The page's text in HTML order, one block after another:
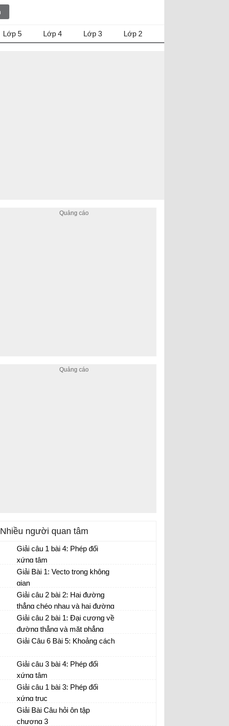
Lớp 5 Lớp 4 Lớp 3 Lớp 2
Nhiều người quan tâm
Giải câu 1 bài 4: Phép đối
xứng tâm
Giải Bài 1: Vecto trong không
gian
Giải câu 2 bài 2: Hai đường
thẳng chéo nhau và hai đường
thẳng song song
Giải câu 2 bài 1: Đại cương về
đường thẳng và mặt phẳng
Giải Câu 6 Bài 5: Khoảng cách
Giải câu 3 bài 4: Phép đối
xứng tâm
Giải câu 1 bài 3: Phép đối
xứng trục
Giải Bài Câu hỏi ôn tập
chương 3